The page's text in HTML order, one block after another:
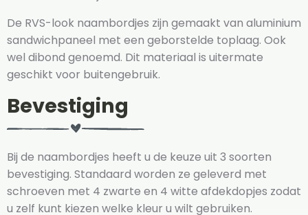
De RVS-look naambordjes zijn gemaakt van aluminium
sandwichpaneel met een geborstelde toplaag. Ook
wel dibond genoemd. Dit materiaal is uitermate
geschikt voor buitengebruik.
Bevestiging
Bij de naambordjes heeft u de keuze uit 3 soorten
bevestiging. Standaard worden ze geleverd met
schroeven met 4 zwarte en 4 witte afdekdopjes zodat
u zelf kunt kiezen welke kleur u wilt gebruiken.